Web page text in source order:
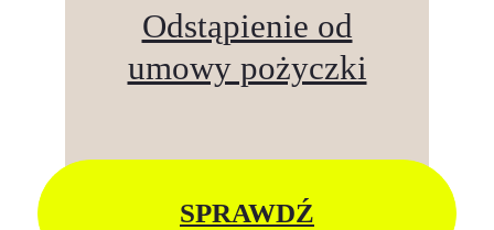
Odstąpienie od
umowy pożyczki
SPRAWDŹ